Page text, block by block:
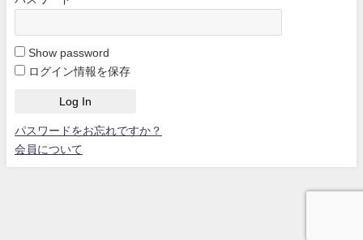
Show password
ログイン情報を保存
パスワードをお忘れですか？
会員について